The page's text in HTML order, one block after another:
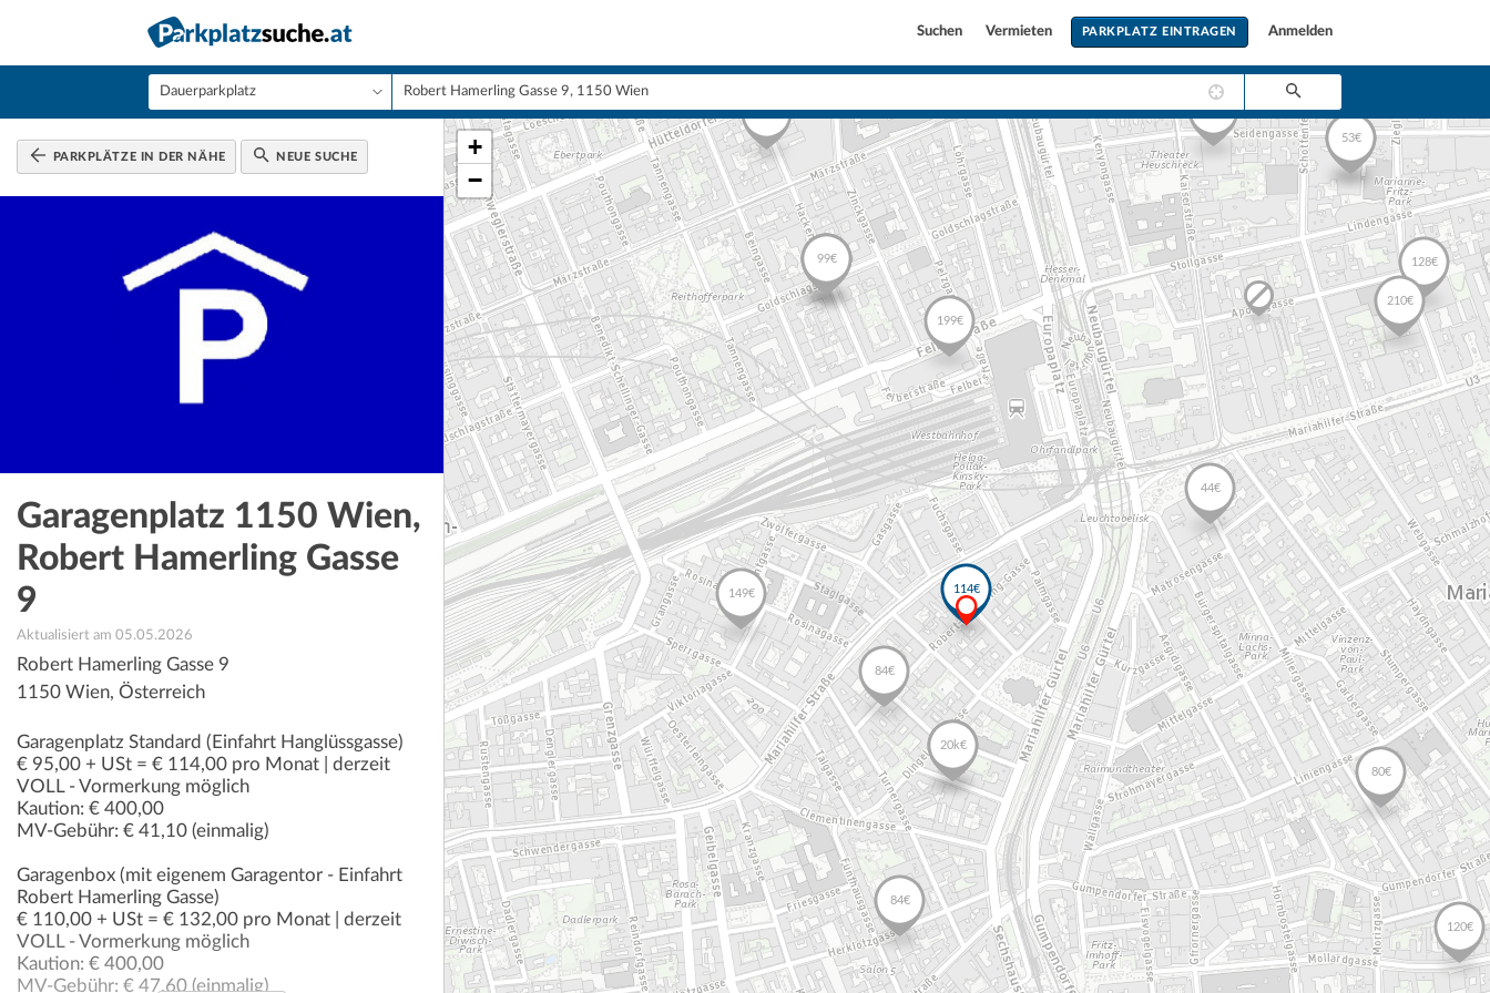
Suchen Vermieten PARKPLATZ EINTRAGEN Anmelden
PARKPLÄTZE IN DER NÄHE NEUE SUCHE
Garagenplatz 1150 Wien,
Robert Hamerling Gasse
9
Aktualisiert am 05.05.2026
Robert Hamerling Gasse 9
1150 Wien, Österreich
Garagenplatz Standard (Einfahrt Hanglüssgasse)
€ 95,00 + USt = € 114,00 pro Monat | derzeit
VOLL - Vormerkung möglich
Kaution: € 400,00
MV-Gebühr: € 41,10 (einmalig)
Garagenbox (mit eigenem Garagentor - Einfahrt
Robert Hamerling Gasse)
€ 110,00 + USt = € 132,00 pro Monat | derzeit
VOLL - Vormerkung möglich
Kaution: € 400,00
MV-Gebühr: € 47,60 (einmalig)
+
−